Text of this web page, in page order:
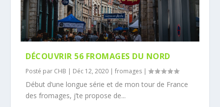
DÉCOUVRIR 56 FROMAGES DU NORD
Posté par CHB | Déc 12, 2020 |fromages |
Début d’une longue série et de mon tour de France
des fromages, j’te propose de...